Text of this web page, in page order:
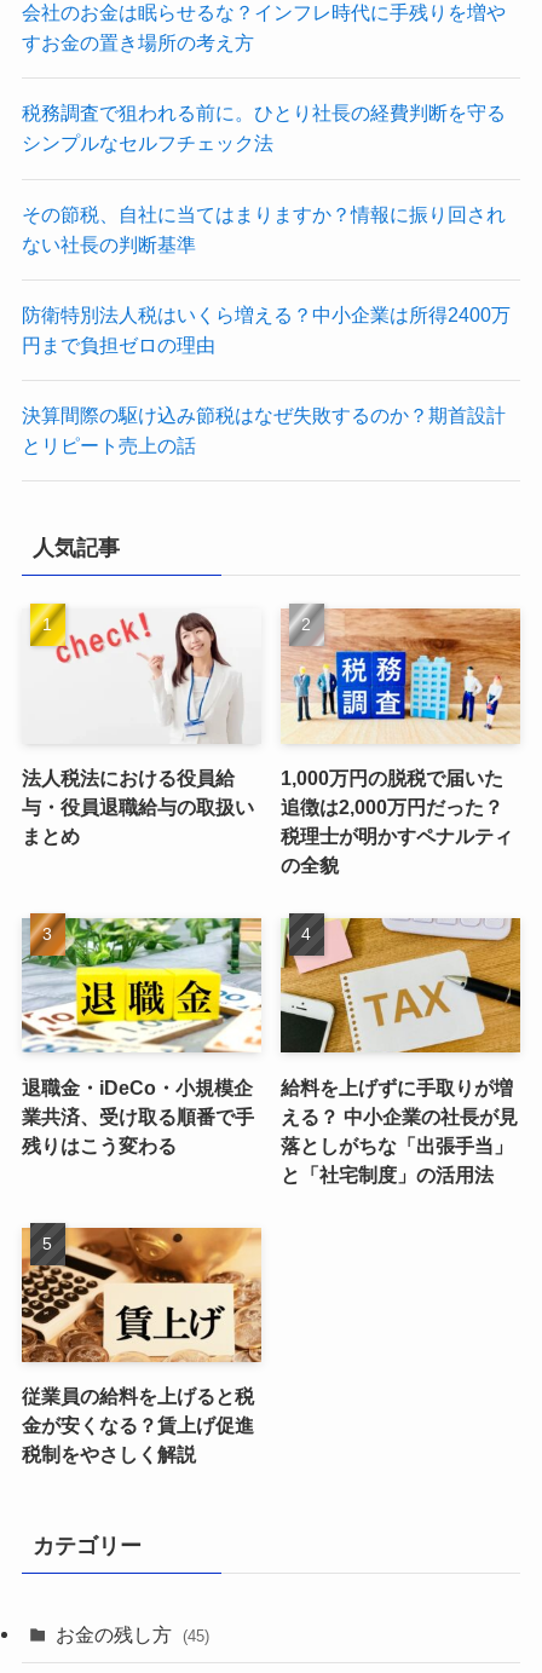
会社のお金は眠らせるな？インフレ時代に手残りを増や
すお金の置き場所の考え方
税務調査で狙われる前に。ひとり社長の経費判断を守る
シンプルなセルフチェック法
その節税、自社に当てはまりますか？情報に振り回され
ない社長の判断基準
防衛特別法人税はいくら増える？中小企業は所得2400万
円まで負担ゼロの理由
決算間際の駆け込み節税はなぜ失敗するのか？期首設計
とリピート売上の話
人気記事
法人税法における役員給
与・役員退職給与の取扱い
まとめ
1,000万円の脱税で届いた
追徴は2,000万円だった？
税理士が明かすペナルティ
の全貌
退職金・iDeCo・小規模企
業共済、受け取る順番で手
残りはこう変わる
給料を上げずに手取りが増
える？ 中小企業の社長が見
落としがちな「出張手当」
と「社宅制度」の活用法
従業員の給料を上げると税
金が安くなる？賃上げ促進
税制をやさしく解説
カテゴリー
お金の残し方 (45)